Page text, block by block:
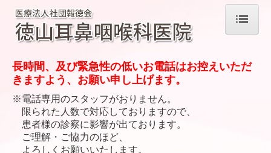
院長紹介
診療のご案内
耳鼻咽喉科について
長時間、及び緊急性の低いお電話はお控えいただ
きますよう、お願い申し上げます。
※電話専用のスタッフがおりません。
限られた人数で対応しておりますので、
患者様の診察に影響が出ております。
ご理解・ご協力のほど、
よろしくお願いいたします。